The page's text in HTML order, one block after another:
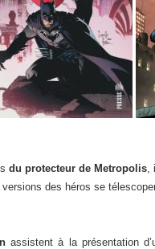
du protecteur de Metropolis,
des héros se
assistent à la présentation